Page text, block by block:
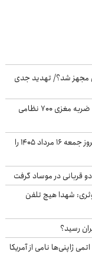
مجهز شد؟/ تهدید جدی
آسوشیتدپرس افشا کرد: حملات سنگین ایران باعث ضربه مغزی ۷۰۰ نظامی
تغییرات شدید محصولات سایپا/ خریداران جدول امروز جمعه ۱۶ مرداد ۱۴۰۵ را
قربانی در موساد گرفت
شهدا هیچ تلفن
رسید؟
ژاپنی‌ها نامی از آمریکا